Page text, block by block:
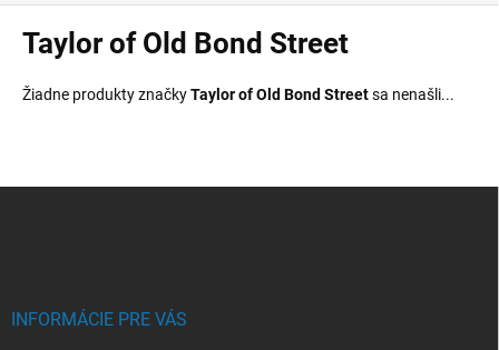
Taylor of Old Bond Street
Žiadne produkty značkyTaylor of Old Bond Streetsa nenašli...
INFORMÁCIE PRE VÁS